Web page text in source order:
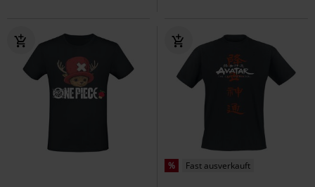
% Fast ausverkauft